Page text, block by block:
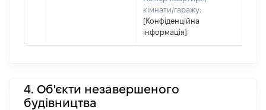
кімнати/гаражу:
[Конфіденційна
інформація]
4. Об'єкти незавершеного
будівництва